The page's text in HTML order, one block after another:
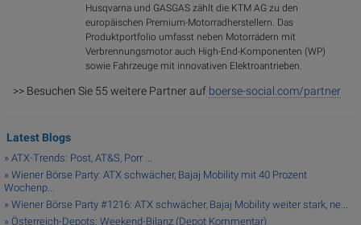
Husqvarna und GASGAS zählt die KTM AG zu den
europäischen Premium-Motorradherstellern. Das
Produktportfolio umfasst neben Motorrädern mit
Verbrennungsmotor auch High-End-Komponenten (WP)
sowie Fahrzeuge mit innovativen Elektroantrieben.
>> Besuchen Sie 55 weitere Partner auf boerse-social.com/partner
Latest Blogs
» ATX-Trends: Post, AT&S, Porr ...
» Wiener Börse Party: ATX schwächer, Bajaj Mobility mit 40 Prozent
Wochenp...
» Wiener Börse Party #1216: ATX schwächer, Bajaj Mobility weiter stark, ne...
» Österreich-Depots: Weekend-Bilanz (Depot Kommentar)